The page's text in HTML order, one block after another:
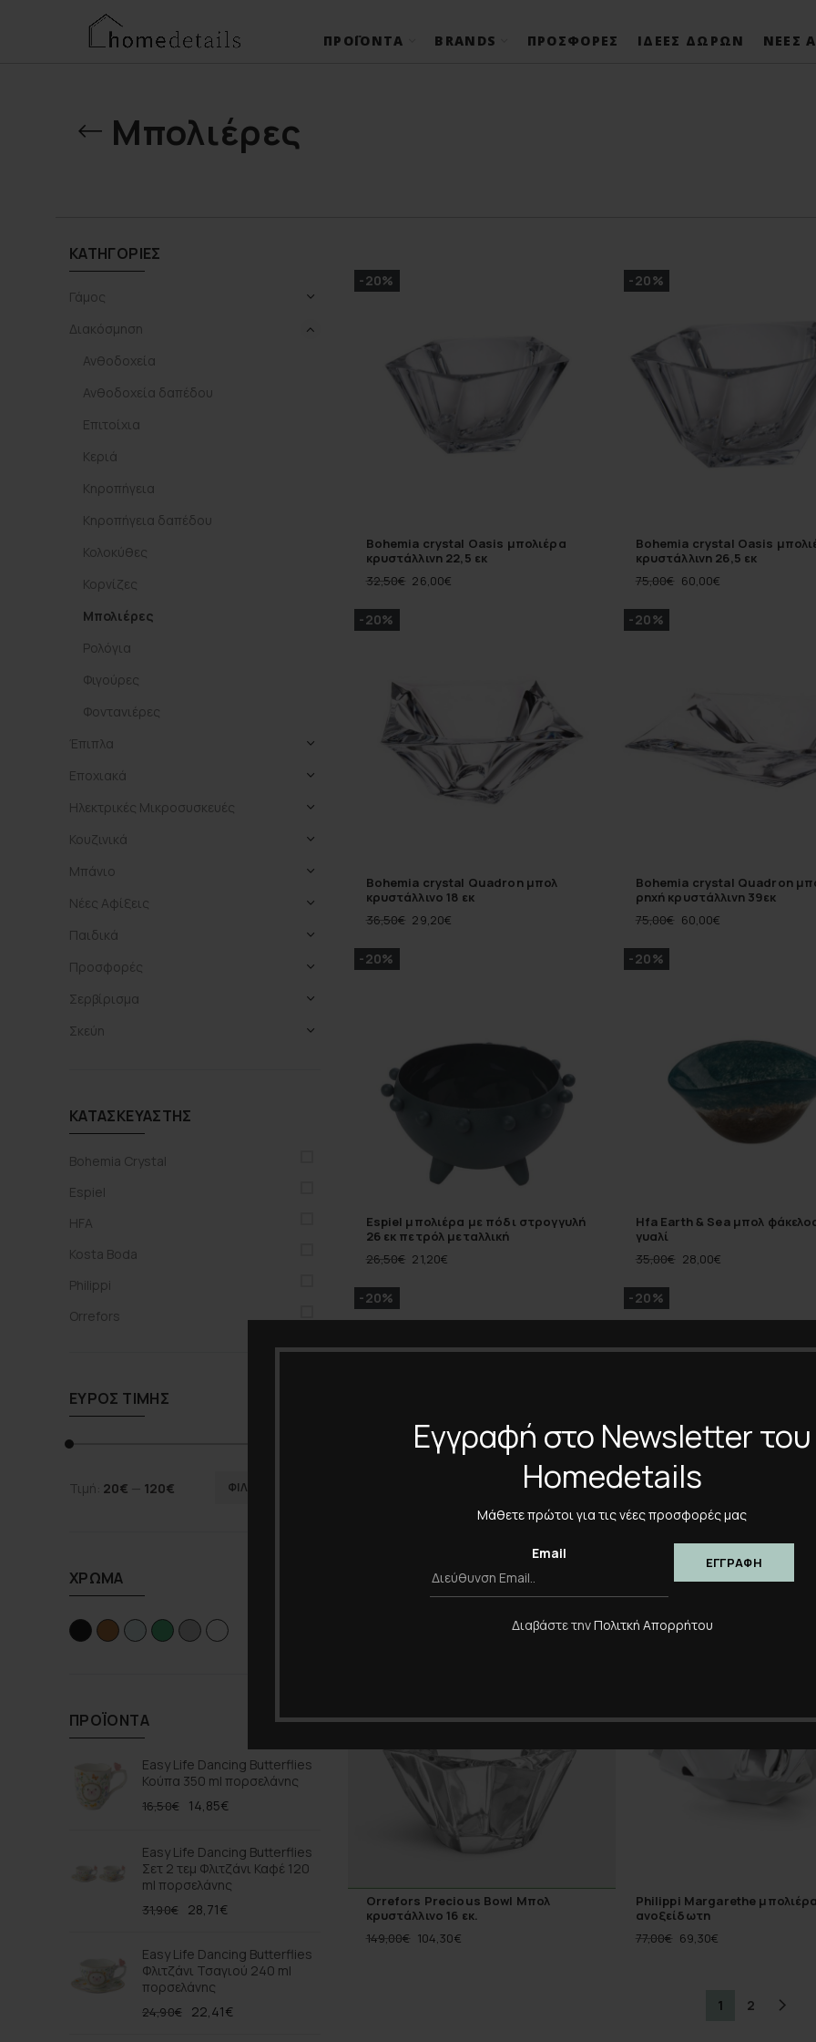
Εγγραφή στο Newsletter του
Homedetails
Μάθετε πρώτοι για τις νέες προσφορές μας
Email
Διαβάστε τηνΠολιτκή Απορρήτου
ΠΡΟΪΌΝΤΑ BRANDS ΠΡΟΣΦΟΡΈΣ ΙΔΈΕΣ ΔΏΡΩΝ ΝΈΕΣ
Μπολιέρες
ΚΑΤΗΓΟΡΊΕΣ
Γάμος
Διακόσμηση
Ανθοδοχεία
Ανθοδοχεία δαπέδου
Επιτοίχια
Κεριά
Κηροπήγεια
Κηροπήγεια δαπέδου
Κολοκύθες
Κορνίζες
Μπολιέρες
Ρολόγια
Φιγούρες
Φοντανιέρες
Έπιπλα
Εποχιακά
Ηλεκτρικές Μικροσυσκευές
Κουζινικά
Μπάνιο
Νέες Αφίξεις
Παιδικά
Προσφορές
Σερβίρισμα
Σκεύη
ΚΑΤΑΣΚΕΥΑΣΤΉΣ
Bohemia Crystal
Espiel
HFA
Kosta Boda
Philippi
Orrefors
ΕΎΡΟΣ ΤΙΜΉΣ
ΦΙΛΤΡΆΡΙΣΜΑ
Τιμή: 20€ — 120€
ΧΡΏΜΑ
ΠΡΟΪΌΝΤΑ
Easy Life Dancing Butterflies
Κούπα 350 ml πορσελάνης
16,50€ 14,85€
Easy Life Dancing Butterflies
Σετ 2 τεμ Φλιτζάνι Καφέ 120
ml πορσελάνης
31,90€ 28,71€
Easy Life Dancing Butterflies
Φλιτζάνι Τσαγιού 240 ml
πορσελάνης
24,90€ 22,41€
-20%
Bohemia crystal Oasis μπολιέρα
κρυστάλλινη 22,5 εκ
32,50€ 26,00€
-20%
Bohemia crystal Oasis
κρυστάλλινη 26,5 εκ
75,00€ 60,00€
-20%
Bohemia crystal Quadron μπολ
κρυστάλλινο 18 εκ
36,50€ 29,20€
-20%
Bohemia crystal Quadron
ρηχή κρυστάλλινη 39εκ
75,00€ 60,00€
-20%
Espiel μπολιέρα με πόδι στρογγυλή
26 εκ πετρόλ μεταλλική
26,50€ 21,20€
-20%
Hfa Earth & Sea μπολ
γυαλί
35,00€ 28,00€
-20%
Hfa Montana μπολ φάκελος 22,5 εκ
28,00€
-20%
Hfa Montana Πιατέλα
56,00€
Orrefors Precious Bowl Μπολ
κρυστάλλινο 16 εκ.
149,00€ 104,30€
Philippi Margarethe
ανοξείδωτη
77,00€ 69,30€
1 2